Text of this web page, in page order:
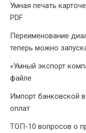
Умная печать
PDF
Переименование
теперь можно
«Умный экспорт
файле
Импорт банковской
оплат
ТОП-10 вопросов о